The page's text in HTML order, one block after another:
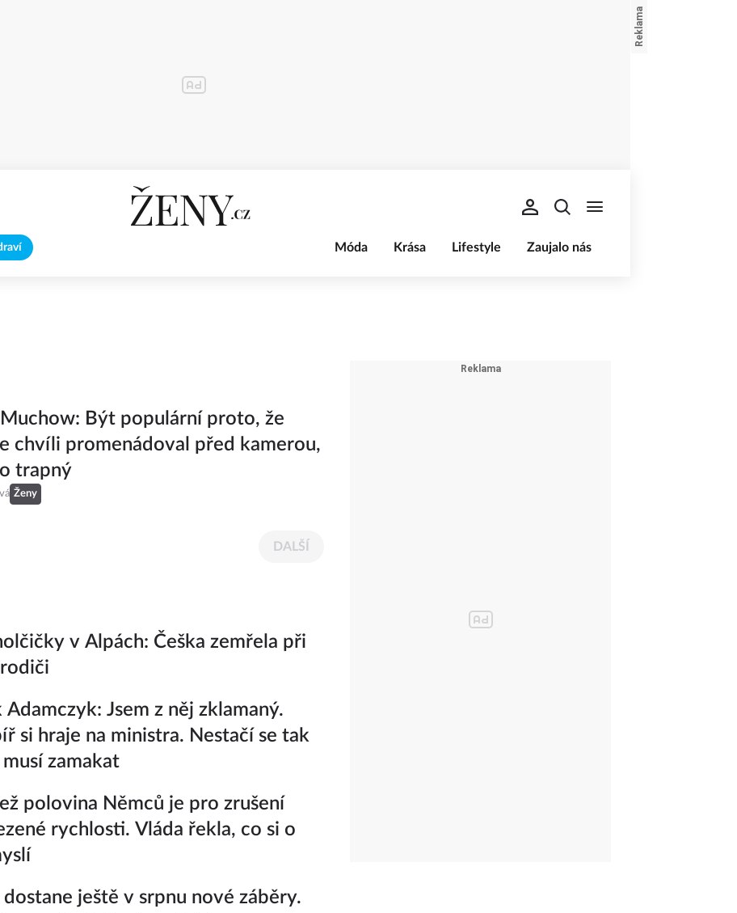
Móda Krása Lifestyle Zaujalo nás
Muchow: Být populární proto, že
chvíli promenádoval před kamerou,
trapný
Ženy
DALŠÍ
v Alpách: Češka zemřela při
Adamczyk: Jsem z něj zklamaný.
si hraje na ministra. Nestačí se tak
zamakat
polovina Němců je pro zrušení
rychlosti. Vláda řekla, co si o
dostane ještě v srpnu nové záběry.